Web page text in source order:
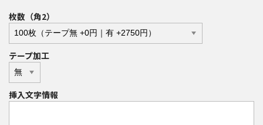
枚数（角2）
テープ加工
挿入文字情報